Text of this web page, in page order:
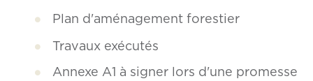
Plan d'aménagement forestier
Travaux exécutés
Annexe A1 à signer lors d'une promesse